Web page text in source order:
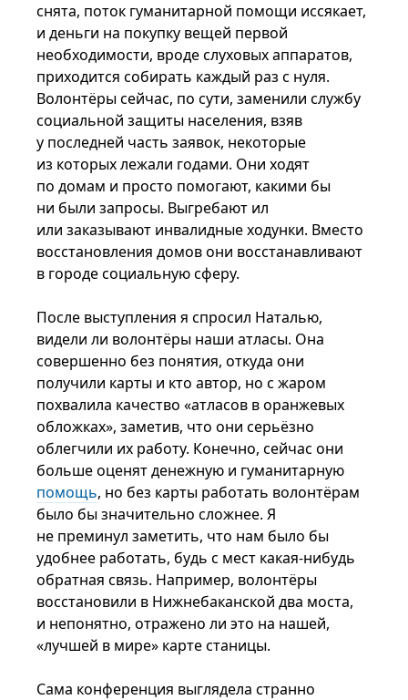
снята, поток гуманитарной помощи иссякает,
и деньги на покупку вещей первой
необходимости, вроде слуховых аппаратов,
приходится собирать каждый раз с нуля.
Волонтёры сейчас, по сути, заменили службу
социальной защиты населения, взяв
у последней часть заявок, некоторые
из которых лежали годами. Они ходят
по домам и просто помогают, какими бы
ни были запросы. Выгребают ил
или заказывают инвалидные ходунки. Вместо
восстановления домов они восстанавливают
в городе социальную сферу.
После выступления я спросил Наталью,
видели ли волонтёры наши атласы. Она
совершенно без понятия, откуда они
получили карты и кто автор, но с жаром
похвалила качество «атласов в оранжевых
обложках», заметив, что они серьёзно
облегчили их работу. Конечно, сейчас они
больше оценят денежную и гуманитарную
помощь, но без карты работать волонтёрам
было бы значительно сложнее. Я
не преминул заметить, что нам было бы
удобнее работать, будь с мест какая-нибудь
обратная связь. Например, волонтёры
восстановили в Нижнебаканской два моста,
и непонятно, отражено ли это на нашей,
«лучшей в мире» карте станицы.
Сама конференция выглядела странно